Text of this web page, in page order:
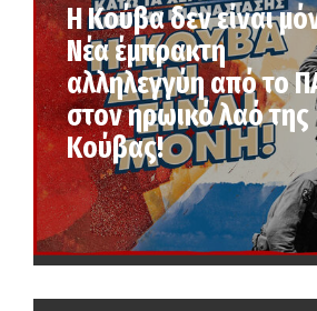
Η Κούβα δεν είναι
Νέα έμπρακτη
αλληλεγγύη από το
στον ηρωικό λαό της
Κούβας!